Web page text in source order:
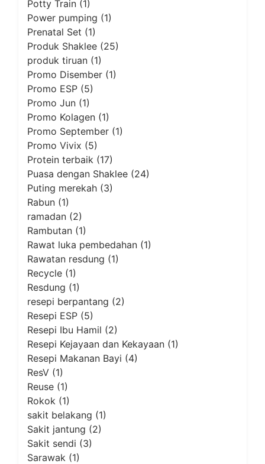
Potty Train (1)
Power pumping (1)
Prenatal Set (1)
Produk Shaklee (25)
produk tiruan (1)
Promo Disember (1)
Promo ESP (5)
Promo Jun (1)
Promo Kolagen (1)
Promo September (1)
Promo Vivix (5)
Protein terbaik (17)
Puasa dengan Shaklee (24)
Puting merekah (3)
Rabun (1)
ramadan (2)
Rambutan (1)
Rawat luka pembedahan (1)
Rawatan resdung (1)
Recycle (1)
Resdung (1)
resepi berpantang (2)
Resepi ESP (5)
Resepi Ibu Hamil (2)
Resepi Kejayaan dan Kekayaan (1)
Resepi Makanan Bayi (4)
ResV (1)
Reuse (1)
Rokok (1)
sakit belakang (1)
Sakit jantung (2)
Sakit sendi (3)
Sarawak (1)